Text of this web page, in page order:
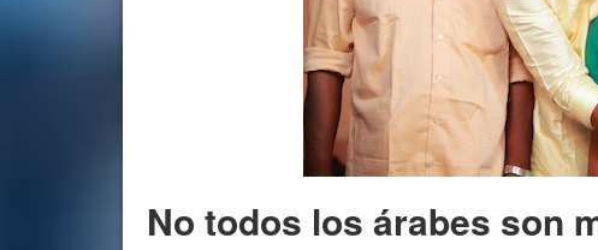
No todos los árabes son